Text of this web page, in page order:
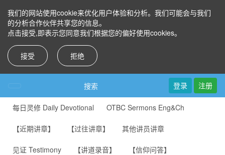
我们的网站使用cookie来优化用户体验和分析。我们可能会与我们
的分析合作伙伴共享您的信息。
点击接受,即表示您同意我们根据您的偏好使用cookies。
接受 拒绝
搜索 登录 注册
每日灵修 Daily Devotional OTBC Sermons Eng&Ch
【近期讲章】 【过往讲章】 其他讲员讲章
见证 Testimony 【讲道录音】 【信仰问答】